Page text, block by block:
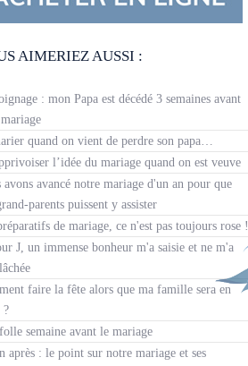
AIMERIEZ AUSSI :
: mon Papa est décédé 3 semaines avant
quand on vient de perdre son papa…
l’idée du mariage quand on est veuve
avons avancé notre mariage d'un an pour que
parents puissent y assister
de mariage, ce n'est pas toujours rose !
J, un immense bonheur m'a saisie et ne m'a
faire la fête alors que ma famille sera en
?
semaine avant le mariage
après : le point sur notre mariage et ses